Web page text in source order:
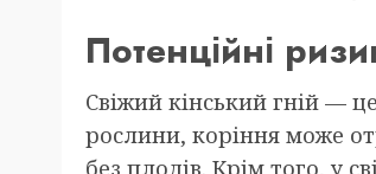
Потенційні
Свіжий кінський гній —
рослини, коріння може